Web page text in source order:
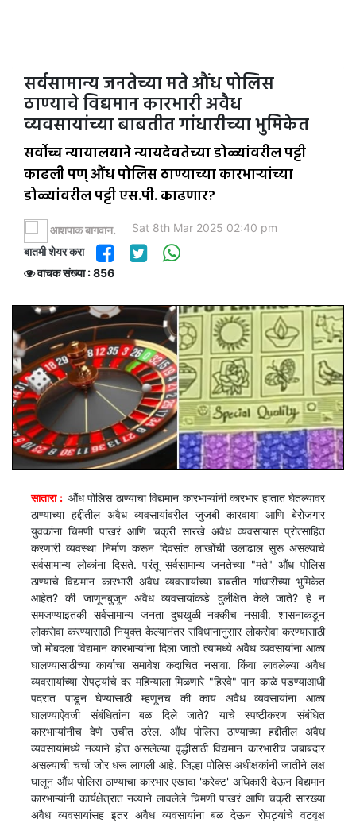
सर्वसामान्य जनतेच्या मते औंध पोलिस
ठाण्याचे विद्यमान कारभारी अवैध
व्यवसायांच्या बाबतीत गांधारीच्या भुमिकेत
सर्वोच्च न्यायालयाने न्यायदेवतेच्या डोळ्यांवरील पट्टी
काढली पण् औंध पोलिस ठाण्याच्या कारभाऱ्यांच्या
डोळ्यांवरील पट्टी एस.पी. काढणार?
आशपाक बागवान.
Sat 8th Mar 2025 02:40 pm
बातमी शेयर करा
वाचक संख्या : 856
सातारा : औंध पोलिस ठाण्याचा विद्यमान कारभाऱ्यांनी कारभार हातात घेतल्यावर
ठाण्याच्या हद्दीतील अवैध व्यवसायांवरील जुजबी कारवाया आणि बेरोजगार
युवकांना चिमणी पाखरं आणि चक्री सारखे अवैध व्यवसायास प्रोत्साहित
करणारी व्यवस्था निर्माण करून दिवसांत लाखोंची उलाढाल सुरू असल्याचे
सर्वसामान्य लोकांना दिसते. परंतू सर्वसामान्य जनतेच्या "मते" औंध पोलिस
ठाण्याचे विद्यमान कारभारी अवैध व्यवसायांच्या बाबतीत गांधारीच्या भुमिकेत
आहेत? की जाणूनबुजून अवैध व्यवसायांकडे दुर्लक्षित केले जाते? हे न
समजण्याइतकी सर्वसामान्य जनता दुधखुळी नक्कीच नसावी. शासनाकडून
लोकसेवा करण्यासाठी नियुक्त केल्यानंतर संविधानानुसार लोकसेवा करण्यासाठी
जो मोबदला विद्यमान कारभाऱ्यांना दिला जातो त्यामध्ये अवैध व्यवसायांना आळा
घालण्यासाठीच्या कार्याचा समावेश कदाचित नसावा. किंवा लावलेल्या अवैध
व्यवसायांच्या रोपट्यांचे दर महिन्याला मिळणारे "हिरवे" पान काळे पडण्याआधी
पदरात पाडून घेण्यासाठी म्हणूनच की काय अवैध व्यवसायांना आळा
घालण्याऐवजी संबंधितांना बळ दिले जाते? याचे स्पष्टीकरण संबंधित
कारभाऱ्यांनीच देणे उचीत ठरेल. औंध पोलिस ठाण्याच्या हद्दीतील अवैध
व्यवसायांमध्ये नव्याने होत असलेल्या वृद्धीसाठी विद्यमान कारभारीच जबाबदार
असल्याची चर्चा जोर धरू लागली आहे. जिल्हा पोलिस अधीक्षकांनी जातीने लक्ष
घालून औंध पोलिस ठाण्याचा कारभार एखादा 'करेक्ट' अधिकारी देऊन विद्यमान
कारभाऱ्यांनी कार्यक्षेत्रात नव्याने लावलेले चिमणी पाखरं आणि चक्री सारख्या
अवैध व्यवसायांसह इतर अवैध व्यवसायांना बळ देऊन रोपट्यांचे वटवृक्ष